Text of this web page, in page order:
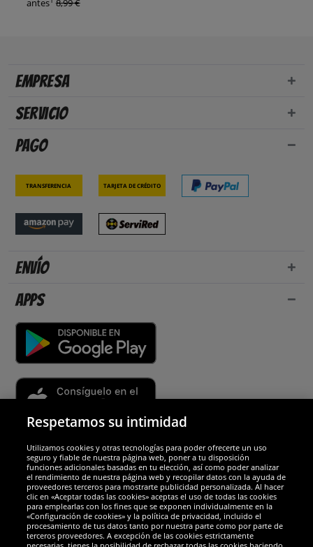
antes 8,99 €
Empresa
Servicio
Pago
Transferencia Tarjeta de crédito
Envío
Apps
Socios y seguridad
Galardones
Respetamos su intimidad
Utilizamos cookies y otras tecnologías para poder ofrecerte un uso
seguro y fiable de nuestra página web, poner a tu disposición
funciones adicionales basadas en tu elección, así como poder analizar
el rendimiento de nuestra página web y recopilar datos con la ayuda de
proveedores terceros para mostrarte publicidad personalizada. Al hacer
clic en «Aceptar todas las cookies» aceptas el uso de todas las cookies
para emplearlas con los fines que se exponen individualmente en la
«Configuración de cookies» y la política de privacidad, incluido el
procesamiento de tus datos tanto por nuestra parte como por parte de
terceros proveedores. A excepción de las cookies estrictamente